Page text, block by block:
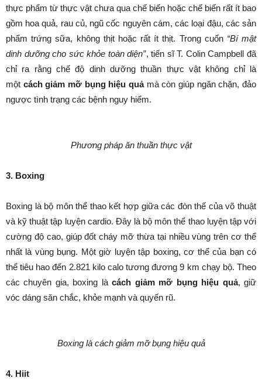
thực phẩm từ thực vật chưa qua chế biến hoặc chế biến rất ít bao
gồm hoa quả, rau củ, ngũ cốc nguyên cám, các loại đậu, các sản
phẩm trứng sữa, không thịt hoặc rất ít thịt. Trong cuốn “Bí mật
dinh dưỡng cho sức khỏe toàn diện”, tiến sĩ T. Colin Campbell đã
chỉ ra rằng chế độ dinh dưỡng thuần thực vật không chỉ là
một cách giảm mỡ bụng hiệu quảmà còn giúp ngăn chặn, đảo
ngược tình trạng các bệnh nguy hiểm.
Phương pháp ăn thuần thực vật
3. Boxing
Boxing là bộ môn thể thao kết hợp giữa các đòn thế của võ thuật
và kỹ thuật tập luyện cardio. Đây là bộ môn thể thao luyện tập với
cường độ cao, giúp đốt cháy mỡ thừa tại nhiều vùng trên cơ thể
nhất là vùng bụng. Một giờ luyện tập boxing, cơ thể của bạn có
thể tiêu hao đến 2.821 kilo calo tương đương 9 km chạy bộ. Theo
các chuyên gia, boxing làcách giảm mỡ bụng hiệu quả, giữ
vóc dáng săn chắc, khỏe mạnh và quyến rũ.
Boxing là cách giảm mỡ bụng hiệu quả
4. Hiit